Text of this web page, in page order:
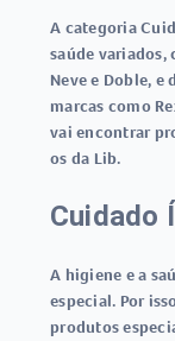
A categoria
saúde variados,
Neve e Doble, e
marcas como
vai encontrar
os da Lib.
Cuidado
A higiene e a
especial. Por
produtos